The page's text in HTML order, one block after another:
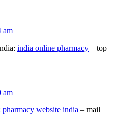
am
india online pharmacy – top
am
pharmacy website india – mail